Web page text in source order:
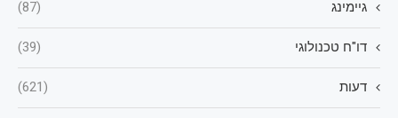
גיימינג (87)
דו"ח טכנולוגי (39)
דעות (621)